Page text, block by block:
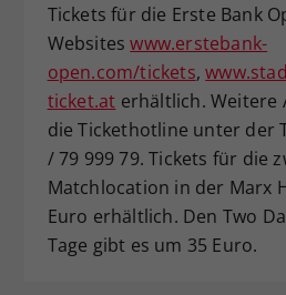
Tickets für die Erste Bank
Websiteswww.erstebank-
open.com/tickets,
ticket.at erhältlich.
die Tickethotline unter der
/ 79 999 79. Tickets für die
Matchlocation in der Marx
Euro erhältlich. Den Two
Tage gibt es um 35 Euro.